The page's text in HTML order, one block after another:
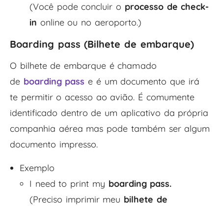
(Você pode concluir o processo de check-
in online ou no aeroporto.)
Boarding pass (Bilhete de embarque)
O bilhete de embarque é chamado
de boarding pass e é um documento que irá
te permitir o acesso ao avião. É comumente
identificado dentro de um aplicativo da própria
companhia aérea mas pode também ser algum
documento impresso.
Exemplo
I need to print my boarding pass.
(Preciso imprimir meu bilhete de